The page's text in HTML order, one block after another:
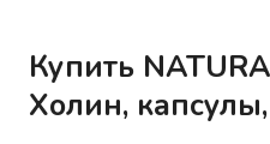
Купить
Холин,